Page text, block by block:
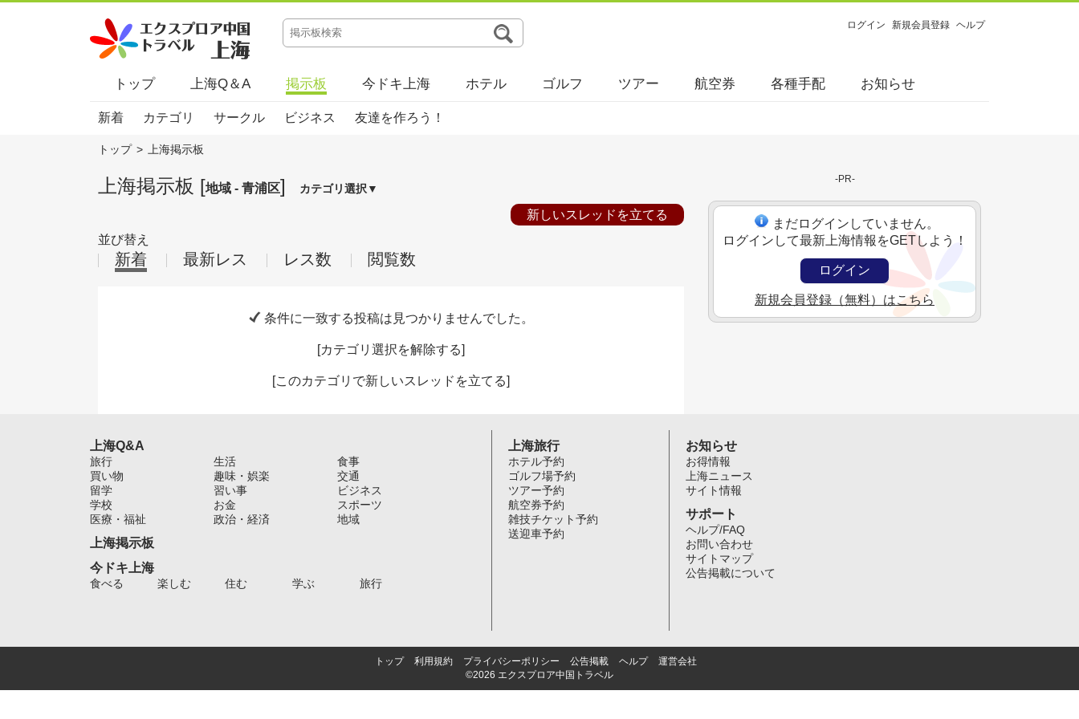
ログイン 新規会員登録 ヘルプ
トップ 上海Q＆A 掲示板 今ドキ上海 ホテル ゴルフ ツアー 航空券 各種手配 お知らせ
新着 カテゴリ サークル ビジネス 友達を作ろう！
トップ > 上海掲示板
上海掲示板 [地域 - 青浦区] カテゴリ選択▼
新しいスレッドを立てる
並び替え
新着 最新レス レス数 閲覧数
条件に一致する投稿は見つかりませんでした。
[カテゴリ選択を解除する]
[このカテゴリで新しいスレッドを立てる]
-PR-
まだログインしていません。
ログインして最新上海情報をGETしよう！
ログイン
新規会員登録（無料）はこちら
上海Q&A
旅行 生活
食事
買い物
趣味・娯楽
交通
留学
習い事
ビジネス
学校
お金
スポーツ
医療・福祉
政治・経済 地域
上海掲示板
今ドキ上海
食べる 楽しむ 住む 学ぶ 旅行
上海旅行
ホテル予約
ゴルフ場予約
ツアー予約
航空券予約
雑技チケット予約
送迎車予約
お知らせ
お得情報
上海ニュース
サイト情報
サポート
ヘルプ/FAQ
お問い合わせ
サイトマップ
公告掲載について
トップ 利用規約 プライバシーポリシー 公告掲載 ヘルプ
運営会社
©2026 エクスプロア中国トラベル